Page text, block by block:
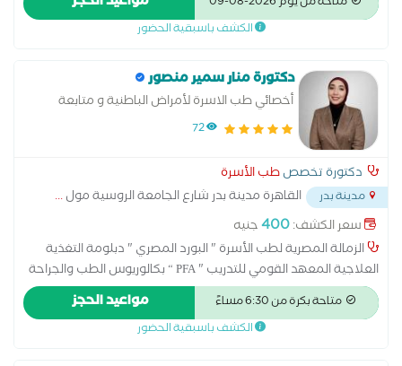
الضغط والسكر علاج أمراض الجهاز الهضمي متابعة وعلاج اختلال
الغدة الدرقية نظام غذائي مناسب للحالة الصحية
الكشف باسبقية الحضور
دكتورة منار سمير منصور
أخصائي طب الاسرة لأمراض الباطنية و متابعة
السكر والتغذية العلاجية
72
دكتورة تخصصطب الأسرة
مدينة بدر القاهرة مدينة بدر شارع الجامعة الروسية مول...
سعر الكشف:400جنيه
الزمالة المصرية لطب الأسرة " البورد المصري " دبلومة التغذية
العلاجية المعهد القومي للتدريب " PFA “ بكالوريوس الطب والجراحة
جامعة عين شمس لعلاج الأمراض الباطنية والأطفال علاج ومتابعة
الضغط والسكر علاج أمراض الجهاز الهضمي متابعة وعلاج اختلال
الغدة الدرقية نظام غذائي مناسب للحالة الصحية
متاحة بكرة من 6:30 مساءً مواعيد الحجز
الكشف باسبقية الحضور